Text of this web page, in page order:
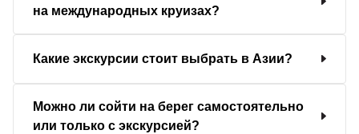
на международных круизах?
Какие экскурсии стоит выбрать в Азии?
Можно ли сойти на берег самостоятельно
или только с экскурсией?